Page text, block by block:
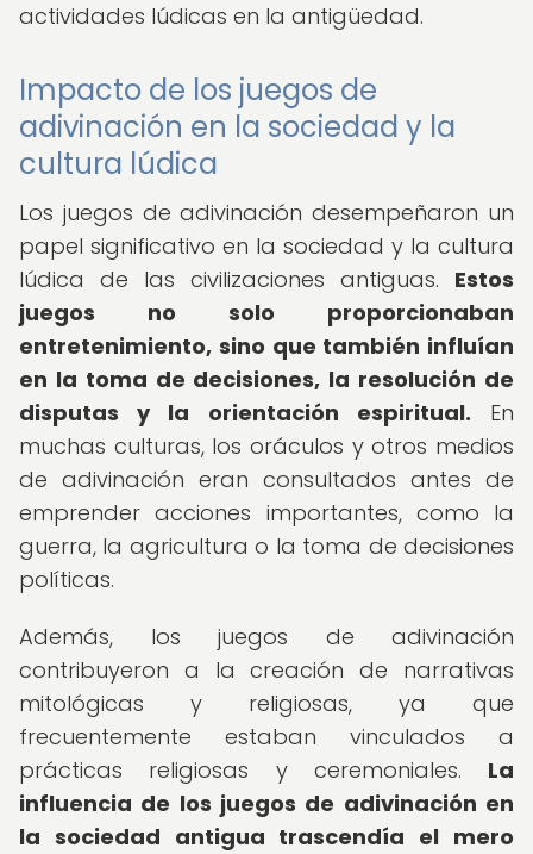
actividades lúdicas en la antigüedad.
Impacto de los juegos de
adivinación en la sociedad y la
cultura lúdica
Los juegos de adivinación desempeñaron un
papel significativo en la sociedad y la cultura
lúdica de las civilizaciones antiguas. Estos
juegos no solo proporcionaban
entretenimiento, sino que también influían
en la toma de decisiones, la resolución de
disputas y la orientación espiritual. En
muchas culturas, los oráculos y otros medios
de adivinación eran consultados antes de
emprender acciones importantes, como la
guerra, la agricultura o la toma de decisiones
políticas.
Además, los juegos de adivinación
contribuyeron a la creación de narrativas
mitológicas y religiosas, ya que
frecuentemente estaban vinculados a
prácticas religiosas y ceremoniales. La
influencia de los juegos de adivinación en
la sociedad antigua trascendía el mero